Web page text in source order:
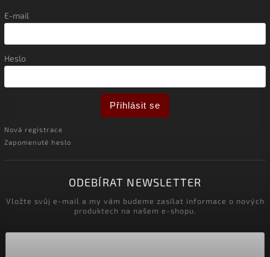
E-mail
Heslo
Přihlásit se
Nová registrace
Zapomenuté heslo
ODEBÍRAT NEWSLETTER
Vložte svůj e-mail a my vám budeme zasílat informace o nových
produktech na našem e-shopu.